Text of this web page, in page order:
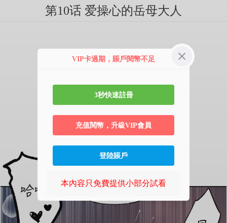
第10话 爱操心的岳母大人
VIP卡過期，賬戶閱幣不足
3秒快速註冊
充值閱幣，升級VIP會員
登陸賬戶
本內容只免費提供小部分試看